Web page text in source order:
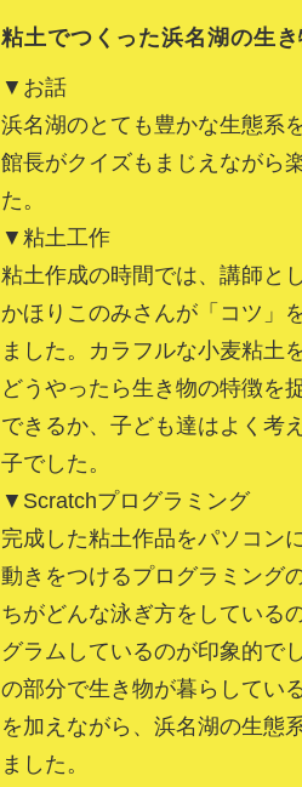
粘土でつくった浜名湖の生
▼お話
浜名湖のとても豊かな生態系
館長がクイズもまじえながら
た。
▼粘土工作
粘土作成の時間では、講師と
かほりこのみさんが「コツ」
ました。カラフルな小麦粘土
どうやったら生き物の特徴を
できるか、子ども達はよく考
子でした。
▼Scratchプログラミング
完成した粘土作品をパソコン
動きをつけるプログラミング
ちがどんな泳ぎ方をしている
グラムしているのが印象的で
の部分で生き物が暮らしてい
を加えながら、浜名湖の生態
ました。